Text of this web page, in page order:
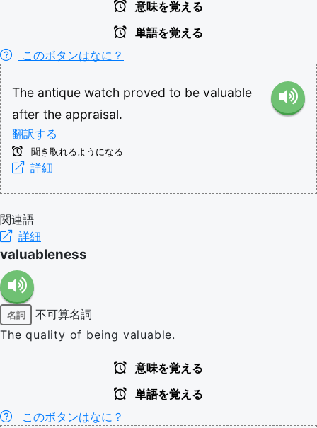
意味を覚える
単語を覚える
このボタンはなに？
The antique watch proved to be valuable
after the appraisal.
翻訳する
聞き取れるようになる
詳細
関連語
詳細
valuableness
名詞
不可算名詞
The quality of being valuable.
意味を覚える
単語を覚える
このボタンはなに？